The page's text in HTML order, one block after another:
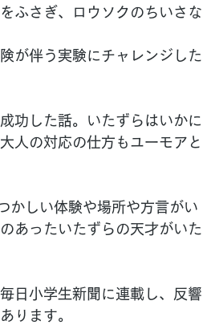
ふさぎ、ロウソクのちいさな
が伴う実験にチャレンジした
功した話。いたずらはいかに
人の対応の仕方もユーモアと
かしい体験や場所や方言がい
あったいたずらの天才がいた
日小学生新聞に連載し、反響
ります。